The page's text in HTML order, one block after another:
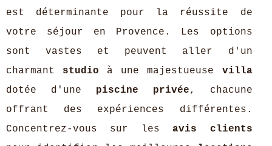
est déterminante pour la réussite de
votre séjour en Provence. Les options
sont vastes et peuvent aller d'un
charmant studio à une majestueuse villa
dotée d'une piscine privée, chacune
offrant des expériences différentes.
Concentrez-vous sur lesavis clients